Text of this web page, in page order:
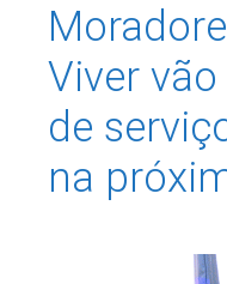
Viver
de
na